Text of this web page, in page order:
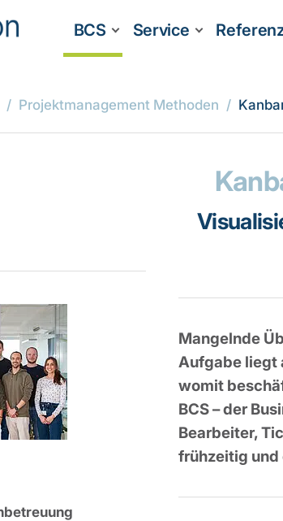
BCS Service
Projektmanagement Methoden
Mangelnde
Aufgabe liegt
womit
BCS – der
Bearbeiter,
frühzeitig